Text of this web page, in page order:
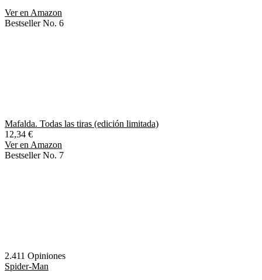
Ver en Amazon
Bestseller No. 6
Mafalda. Todas las tiras (edición limitada)
12,34 €
Ver en Amazon
Bestseller No. 7
2.411 Opiniones
Spider-Man